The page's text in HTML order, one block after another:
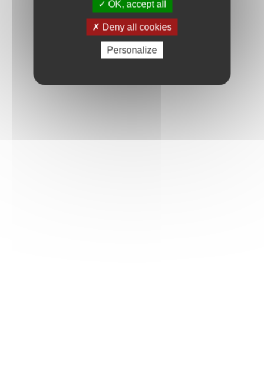
OK, accept all
Deny all cookies
Personalize